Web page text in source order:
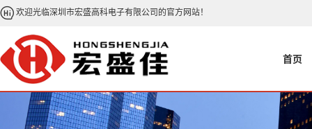
欢迎光临深圳市宏盛高科电子有限公司的官方网站！
首页